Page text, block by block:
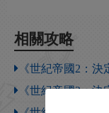
相關攻略
《世紀帝國2：
《世紀帝國2：